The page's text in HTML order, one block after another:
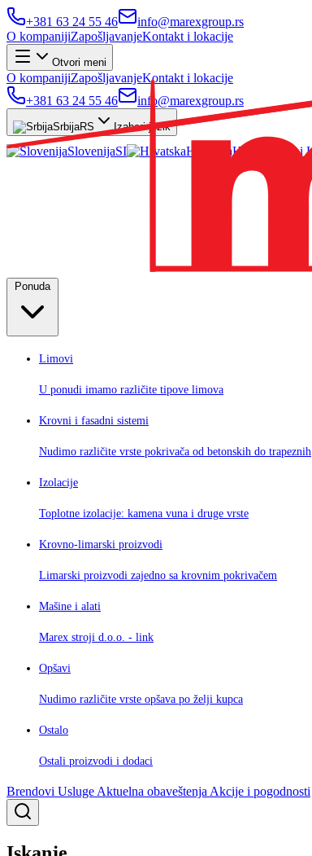
+381 63 24 55 46
info@marexgroup.rs
O kompanijiZapošljavanjeKontakt i lokacije
Otvori meni
O kompanijiZapošljavanjeKontakt i lokacije
+381 63 24 55 46
info@marexgroup.rs
SrbijaRS Izaberi jezik
SlovenijaSI HrvatskaHR
Ponuda
Limovi
U ponudi imamo različite tipove limova
Krovni i fasadni sistemi
Nudimo različite vrste pokrivača od betonskih do trapeznih
Izolacije
Toplotne izolacije: kamena vuna i druge vrste
Krovno-limarski proizvodi
Limarski proizvodi zajedno sa krovnim pokrivačem
Mašine i alati
Marex stroji d.o.o. - link
Opšavi
Nudimo različite vrste opšava po želji kupca
Ostalo
Ostali proizvodi i dodaci
Brendovi Usluge Aktuelna obaveštenja Akcije i pogodnosti